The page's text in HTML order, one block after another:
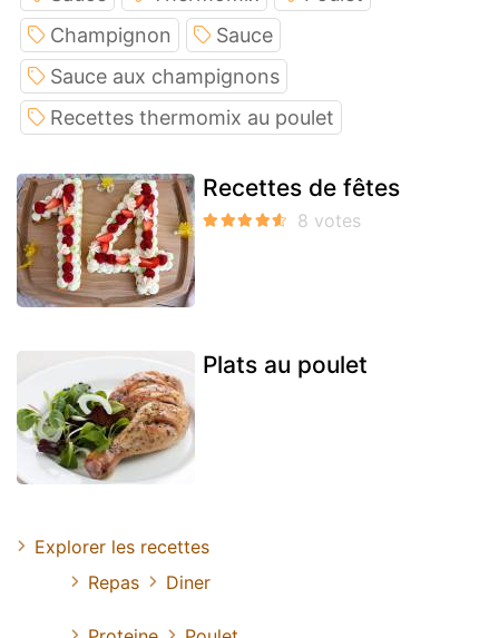
Champignon
Sauce
Sauce aux champignons
Recettes thermomix au poulet
Recettes de fêtes
Plats au poulet
Explorer les recettes
Repas
Diner